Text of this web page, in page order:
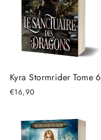
Kyra Stormrider Tome 6
€16,90